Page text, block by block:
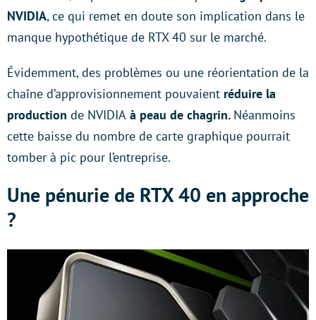
NVIDIA, ce qui remet en doute son implication dans le
manque hypothétique de RTX 40 sur le marché.
Évidemment, des problèmes ou une réorientation de la
chaîne d’approvisionnement pouvaient réduire la
production de NVIDIA à peau de chagrin. Néanmoins
cette baisse du nombre de carte graphique pourrait
tomber à pic pour l’entreprise.
Une pénurie de RTX 40 en approche
?